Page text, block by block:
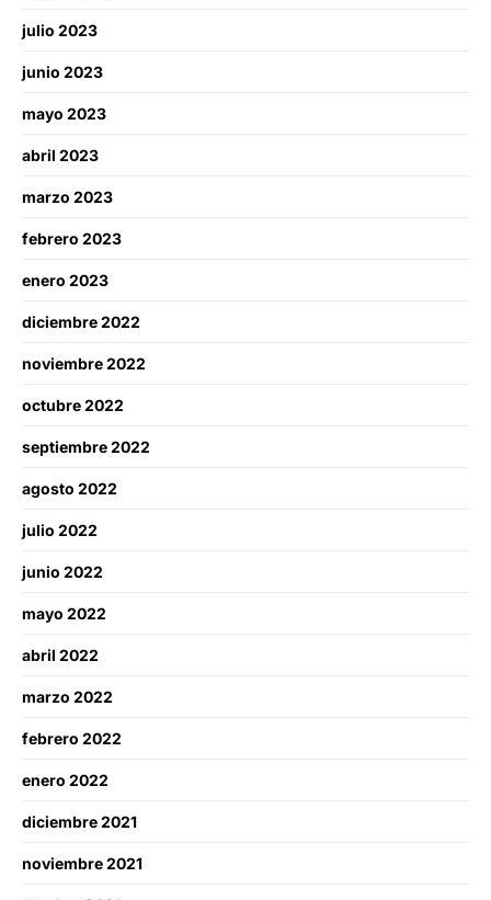
julio 2023
junio 2023
mayo 2023
abril 2023
marzo 2023
febrero 2023
enero 2023
diciembre 2022
noviembre 2022
octubre 2022
septiembre 2022
agosto 2022
julio 2022
junio 2022
mayo 2022
abril 2022
marzo 2022
febrero 2022
enero 2022
diciembre 2021
noviembre 2021